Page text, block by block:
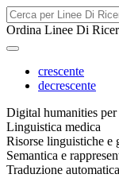
Ordina Linee Di
crescente
decrescente
Digital humanities
Linguistica medica
Risorse linguistiche e
Semantica e
Traduzione automatica